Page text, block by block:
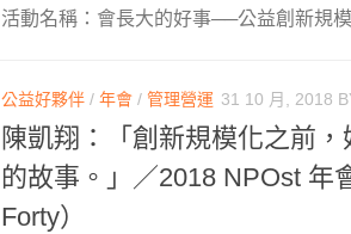
活動名稱：會長大的好事──公益創新規
公益好夥伴 / 年會 / 管理營運 31 10 月, 2018
陳凱翔：「創新規模化之前
的故事。」／2018 NPOst 年
Forty）